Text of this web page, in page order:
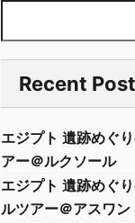
Recent
エジプト 遺跡め
アー＠ルクソール
エジプト 遺跡め
ルツアー＠アスワン